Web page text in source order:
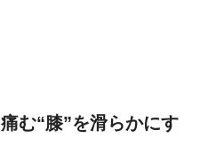
む“膝”を滑らかにす